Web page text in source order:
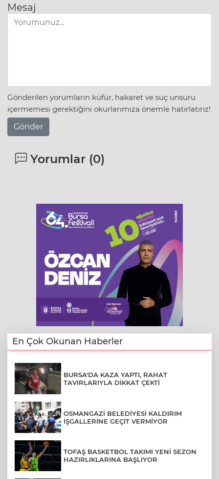
Mesaj
Gönderilen yorumların küfür, hakaret ve suç unsuru
içermemesi gerektiğini okurlarımıza önemle hatırlatırız!
Gönder
Yorumlar (0)
En Çok Okunan Haberler
BURSA'DA KAZA YAPTI, RAHAT
TAVIRLARIYLA DİKKAT ÇEKTİ
OSMANGAZİ BELEDİYESİ KALDIRIM
İŞGALLERİNE GEÇİT VERMİYOR
TOFAŞ BASKETBOL TAKIMI YENİ SEZON
HAZIRLIKLARINA BAŞLIYOR